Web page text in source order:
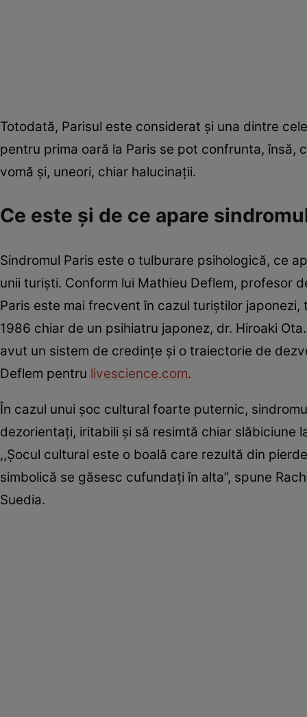
Totodată, Parisul este considerat și una dintre
pentru prima oară la Paris se pot confrunta, însă,
vomă și, uneori, chiar halucinații.
Ce este și de ce apare
Sindromul Paris este o tulburare psihologică, ce
unii turiști. Conform lui Mathieu Deflem, profesor
Paris este mai frecvent în cazul turiștilor japonezi,
1986 chiar de un psihiatru japonez, dr. Hiroaki
avut un sistem de credințe și o traiectorie de
Deflem pentru livescience.com.
În cazul unui șoc cultural foarte puternic,
dezorientați, iritabili și să resimtă chiar slăbiciune
,,Șocul cultural este o boală care rezultă din
simbolică se găsesc cufundați în alta”, spune
Suedia.